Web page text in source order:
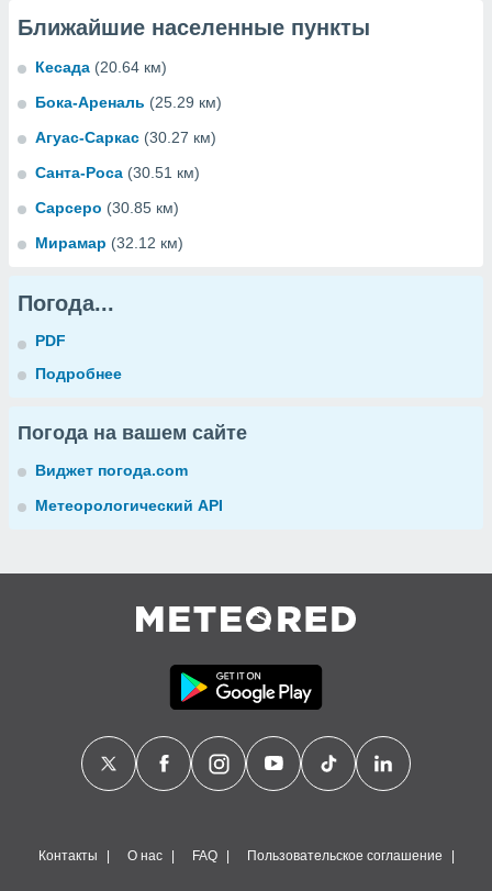
Ближайшие населенные пункты
Кесада (20.64 км)
Бока-Ареналь (25.29 км)
Агуас-Саркас (30.27 км)
Санта-Роса (30.51 км)
Сарсеро (30.85 км)
Мирамар (32.12 км)
Погода...
PDF
Подробнее
Погода на вашем сайте
Виджет погода.com
Метеорологический API
Контакты О нас FAQ Пользовательское соглашение